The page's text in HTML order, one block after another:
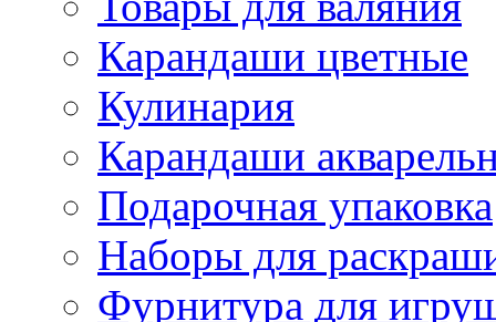
Карандаши цветные
Кулинария
Карандаши
Подарочная упаковка
Наборы для
Фурнитура для